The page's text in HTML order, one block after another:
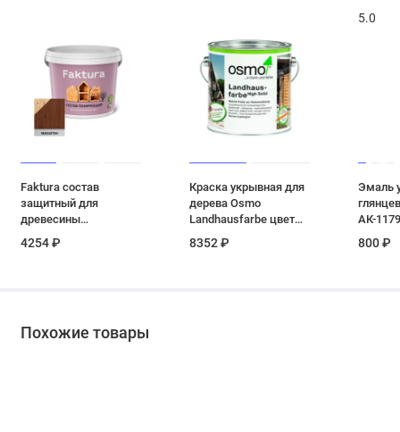
Faktura состав
защитный для
древесины
водорастворимый
махагон 0,9 л
4254 ₽
Краска укрывная для
дерева Osmo
Landhausfarbe цвет
2203 Желтая ель 0.75
л
8352 ₽
5.0
Эмаль
АК-
база А
800 ₽
Похожие товары